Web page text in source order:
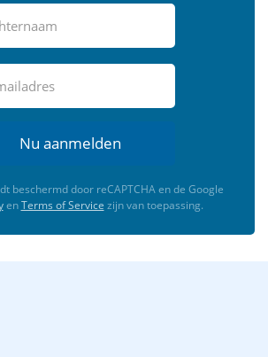
Nu aanmelden
beschermd door reCAPTCHA en de Google
enTerms of Service zijn van toepassing.